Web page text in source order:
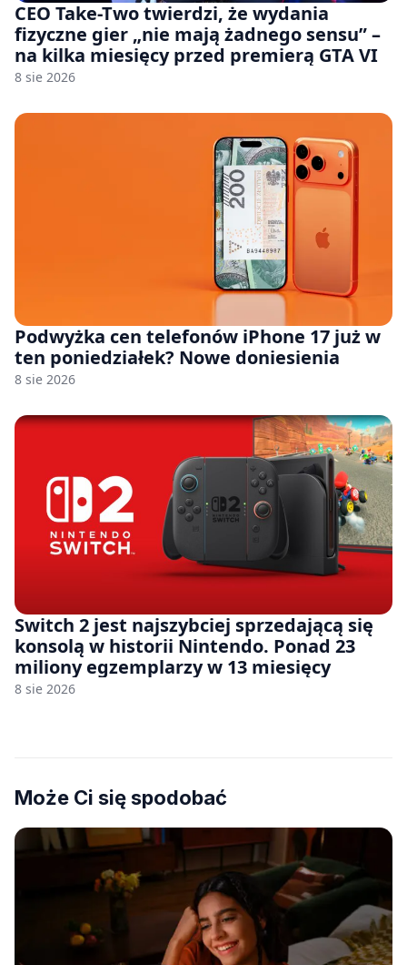
CEO Take-Two twierdzi, że wydania
fizyczne gier „nie mają żadnego sensu” –
na kilka miesięcy przed premierą GTA VI
8 sie 2026
Podwyżka cen telefonów iPhone 17 już w
ten poniedziałek? Nowe doniesienia
8 sie 2026
Switch 2 jest najszybciej sprzedającą się
konsolą w historii Nintendo. Ponad 23
miliony egzemplarzy w 13 miesięcy
8 sie 2026
Może Ci się spodobać